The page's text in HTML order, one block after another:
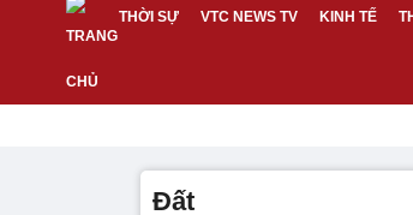
THỜI SỰ VTC NEWS TV KINH TẾ
đất